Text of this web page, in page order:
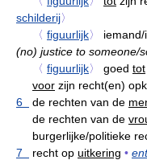
schilderij〉
〈 figuurlijk〉
(no) justice to someone/
〈 figuurlijk〉 goed tot
voor zijn recht(en)
6
de rechten van de
de rechten van de
burgerlijke/politieke
7
recht op uitkering •